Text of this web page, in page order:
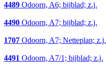
4489 Odoorn, A6; bijblad; z.j.
4490 Odoorn, A7; bijblad; z.j.
1707 Odoorn, A7; Netteplan; z.j.
4491 Odoorn, A7/1; bijblad; z.j.